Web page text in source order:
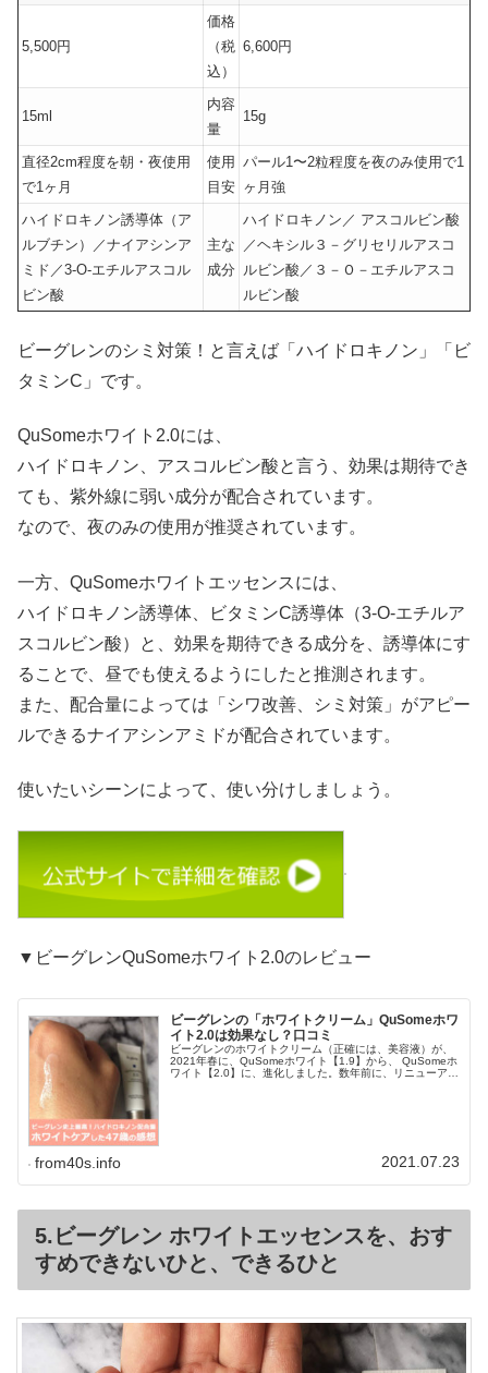
5,500円
価格
（税
込）
6,600円
15ml
内容
量
15g
直径2cm程度を朝・夜使用
で1ヶ月
使用
目安
パール1〜2粒程度を夜のみ使用で1
ヶ月強
ハイドロキノン誘導体（ア
ルブチン）／ナイアシンア
ミド／3-O-エチルアスコル
ビン酸
主な
成分
ハイドロキノン／ アスコルビン酸
／ヘキシル３－グリセリルアスコ
ルビン酸／３－Ｏ－エチルアスコ
ルビン酸
ビーグレンのシミ対策！と言えば「ハイドロキノン」「ビ
タミンC」です。
QuSomeホワイト2.0には、
ハイドロキノン、アスコルビン酸と言う、効果は期待でき
ても、紫外線に弱い成分が配合されています。
なので、夜のみの使用が推奨されています。
一方、QuSomeホワイトエッセンスには、
ハイドロキノン誘導体、ビタミンC誘導体（3-O-エチルア
スコルビン酸）と、効果を期待できる成分を、誘導体にす
ることで、昼でも使えるようにしたと推測されます。
また、配合量によっては「シワ改善、シミ対策」がアピー
ルできるナイアシンアミドが配合されています。
使いたいシーンによって、使い分けしましょう。
▼ビーグレンQuSomeホワイト2.0のレビュー
ビーグレンの「ホワイトクリーム」QuSomeホワ
イト2.0は効果なし？口コミ
ビーグレンのホワイトクリーム（正確には、美容液）が、
2021年春に、QuSomeホワイト【1.9】から、 QuSomeホ
ワイト【2.0】に、進化しました。数年前に、リニューアル
from40s.info 2021.07.23
5.ビーグレン ホワイトエッセンスを、おす
すめできないひと、できるひと